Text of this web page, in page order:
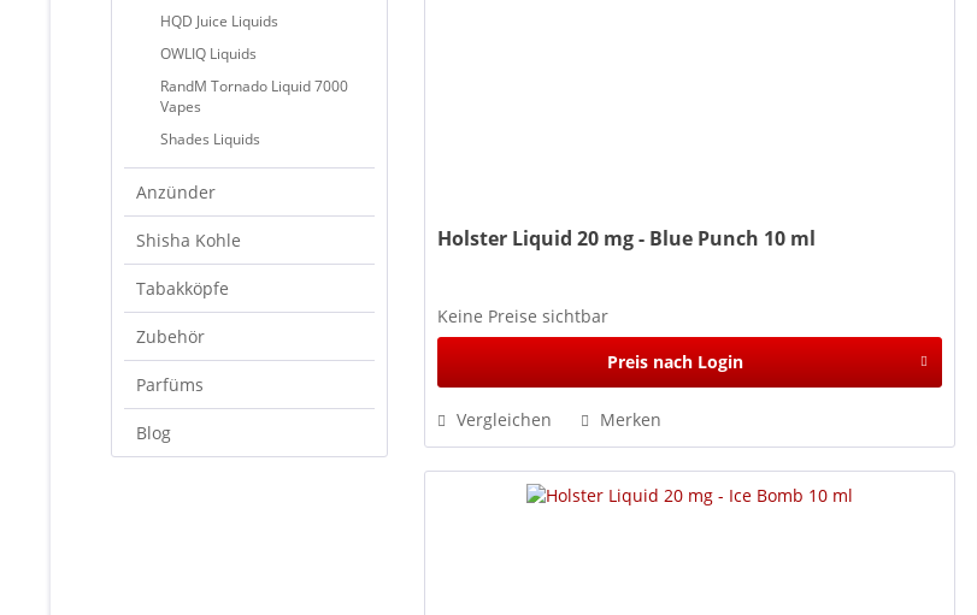
HQD Juice Liquids
OWLIQ Liquids
RandM Tornado Liquid 7000
Vapes
Shades Liquids
Anzünder
Shisha Kohle
Tabakköpfe
Zubehör
Parfüms
Blog
Holster Liquid 20 mg - Blue Punch 10 ml
Keine Preise sichtbar
Preis nach Login
Vergleichen Merken